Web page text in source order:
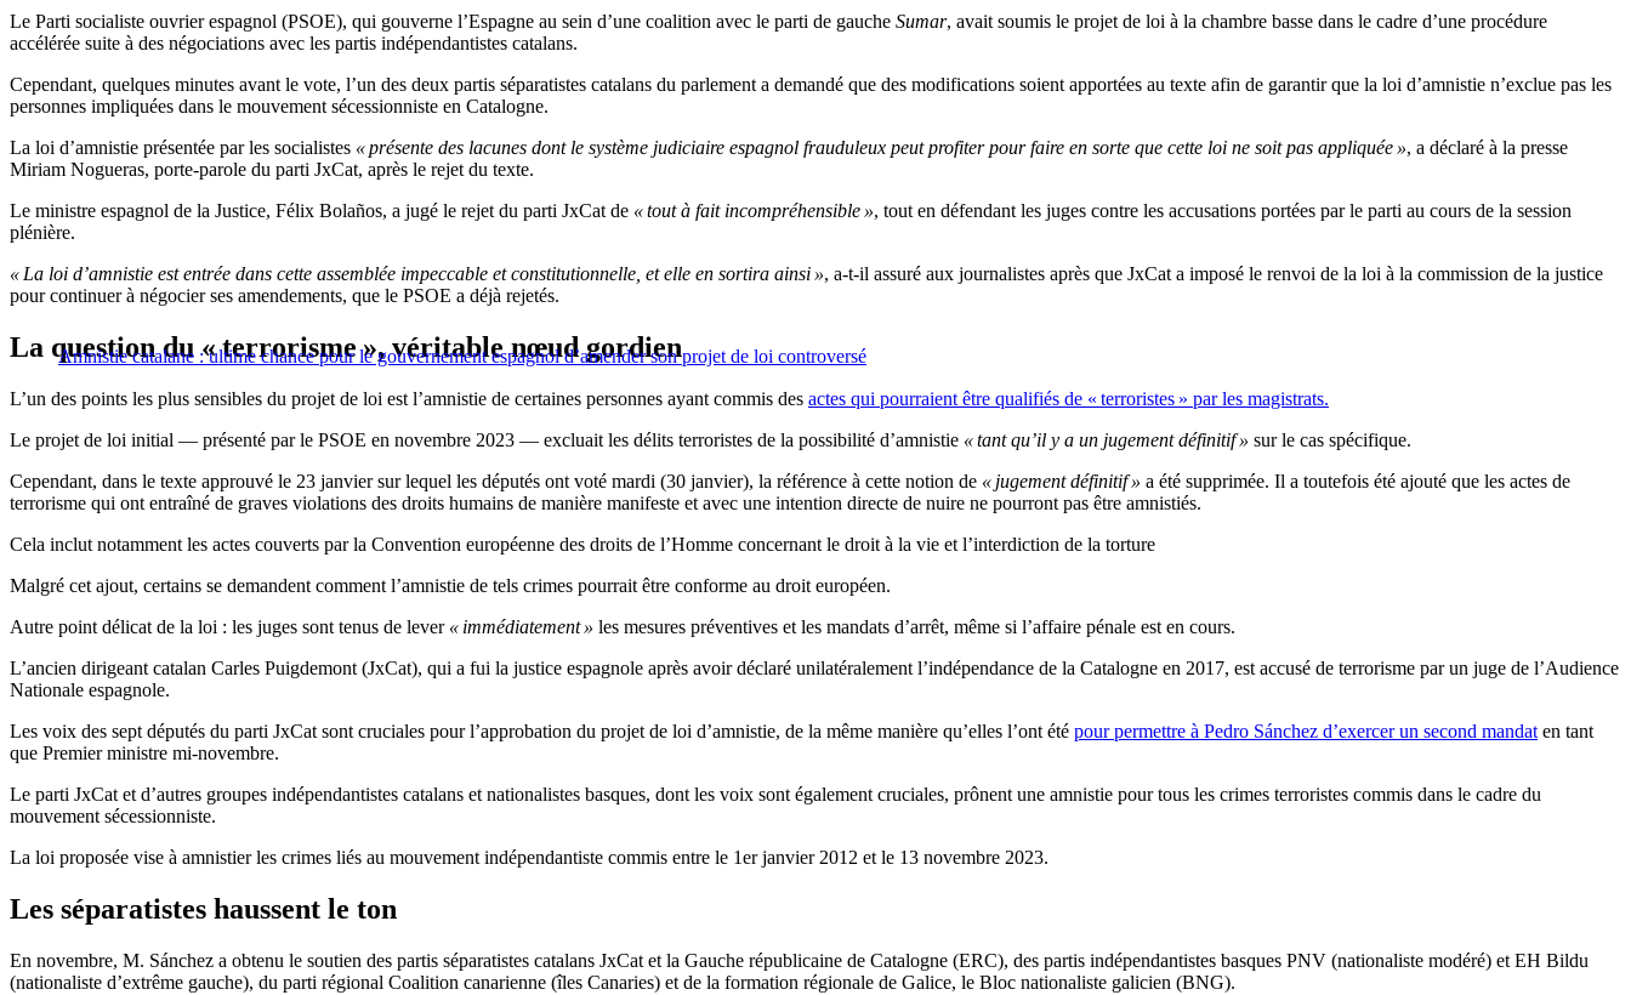
Le Parti socialiste ouvrier espagnol (PSOE), qui gouverne l’Espagne au sein d’une coalition avec le parti de gauche Sumar, avait soumis le projet de loi à la chambre basse dans le cadre d’une procédure
accélérée suite à des négociations avec les partis indépendantistes catalans.
Cependant, quelques minutes avant le vote, l’un des deux partis séparatistes catalans du parlement a demandé que des modifications soient apportées au texte afin de garantir que la loi d’amnistie n’exclue pas les
personnes impliquées dans le mouvement sécessionniste en Catalogne.
La loi d’amnistie présentée par les socialistes « présente des lacunes dont le système judiciaire espagnol frauduleux peut profiter pour faire en sorte que cette loi ne soit pas appliquée », a déclaré à la presse
Miriam Nogueras, porte-parole du parti JxCat, après le rejet du texte.
Le ministre espagnol de la Justice, Félix Bolaños, a jugé le rejet du parti JxCat de « tout à fait incompréhensible », tout en défendant les juges contre les accusations portées par le parti au cours de la session
plénière.
« La loi d’amnistie est entrée dans cette assemblée impeccable et constitutionnelle, et elle en sortira ainsi », a-t-il assuré aux journalistes après que JxCat a imposé le renvoi de la loi à la commission de la justice
pour continuer à négocier ses amendements, que le PSOE a déjà rejetés.
Amnistie catalane : ultime chance pour le gouvernement espagnol d’amender son projet de loi controversé
La question du « terrorisme », véritable nœud gordien
L’un des points les plus sensibles du projet de loi est l’amnistie de certaines personnes ayant commis des actes qui pourraient être qualifiés de « terroristes » par les magistrats.
Le projet de loi initial — présenté par le PSOE en novembre 2023 — excluait les délits terroristes de la possibilité d’amnistie « tant qu’il y a un jugement définitif » sur le cas spécifique.
Cependant, dans le texte approuvé le 23 janvier sur lequel les députés ont voté mardi (30 janvier), la référence à cette notion de « jugement définitif » a été supprimée. Il a toutefois été ajouté que les actes de
terrorisme qui ont entraîné de graves violations des droits humains de manière manifeste et avec une intention directe de nuire ne pourront pas être amnistiés.
Cela inclut notamment les actes couverts par la Convention européenne des droits de l’Homme concernant le droit à la vie et l’interdiction de la torture
Malgré cet ajout, certains se demandent comment l’amnistie de tels crimes pourrait être conforme au droit européen.
Autre point délicat de la loi : les juges sont tenus de lever « immédiatement » les mesures préventives et les mandats d’arrêt, même si l’affaire pénale est en cours.
L’ancien dirigeant catalan Carles Puigdemont (JxCat), qui a fui la justice espagnole après avoir déclaré unilatéralement l’indépendance de la Catalogne en 2017, est accusé de terrorisme par un juge de l’Audience
Nationale espagnole.
Les voix des sept députés du parti JxCat sont cruciales pour l’approbation du projet de loi d’amnistie, de la même manière qu’elles l’ont été pour permettre à Pedro Sánchez d’exercer un second mandat en tant
que Premier ministre mi-novembre.
Le parti JxCat et d’autres groupes indépendantistes catalans et nationalistes basques, dont les voix sont également cruciales, prônent une amnistie pour tous les crimes terroristes commis dans le cadre du
mouvement sécessionniste.
La loi proposée vise à amnistier les crimes liés au mouvement indépendantiste commis entre le 1er janvier 2012 et le 13 novembre 2023.
Les séparatistes haussent le ton
En novembre, M. Sánchez a obtenu le soutien des partis séparatistes catalans JxCat et la Gauche républicaine de Catalogne (ERC), des partis indépendantistes basques PNV (nationaliste modéré) et EH Bildu
(nationaliste d’extrême gauche), du parti régional Coalition canarienne (îles Canaries) et de la formation régionale de Galice, le Bloc nationaliste galicien (BNG).